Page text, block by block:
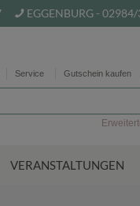
EGGENBURG -
Service Gutschein kaufen
VERANSTALTUNGEN